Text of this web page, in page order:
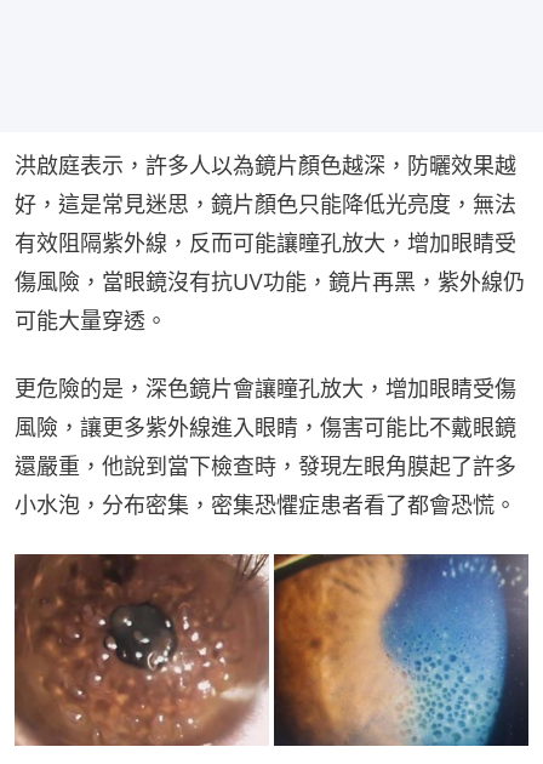
洪啟庭表示，許多人以為鏡片顏色越深，防曬效果越
好，這是常見迷思，鏡片顏色只能降低光亮度，無法
有效阻隔紫外線，反而可能讓瞳孔放大，增加眼睛受
傷風險，當眼鏡沒有抗UV功能，鏡片再黑，紫外線仍
可能大量穿透。
更危險的是，深色鏡片會讓瞳孔放大，增加眼睛受傷
風險，讓更多紫外線進入眼睛，傷害可能比不戴眼鏡
還嚴重，他說到當下檢查時，發現左眼角膜起了許多
小水泡，分布密集，密集恐懼症患者看了都會恐慌。